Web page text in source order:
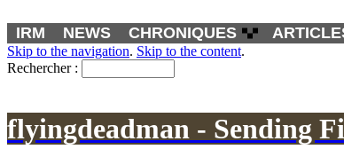
IRM NEWS CHRONIQUES
Skip to the navigation. Skip to the content.
Rechercher :
flyingdeadman - Sending